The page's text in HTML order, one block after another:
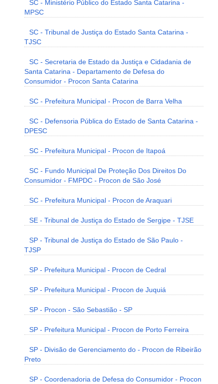
SC - Ministério Público do Estado Santa Catarina -
MPSC
SC - Tribunal de Justiça do Estado Santa Catarina -
TJSC
SC - Secretaria de Estado da Justiça e Cidadania de
Santa Catarina - Departamento de Defesa do
Consumidor - Procon Santa Catarina
SC - Prefeitura Municipal - Procon de Barra Velha
SC - Defensoria Pública do Estado de Santa Catarina -
DPESC
SC - Prefeitura Municipal - Procon de Itapoá
SC - Fundo Municipal De Proteção Dos Direitos Do
Consumidor - FMPDC - Procon de São José
SC - Prefeitura Municipal - Procon de Araquari
SE - Tribunal de Justiça do Estado de Sergipe - TJSE
SP - Tribunal de Justiça do Estado de São Paulo -
TJSP
SP - Prefeitura Municipal - Procon de Cedral
SP - Prefeitura Municipal - Procon de Juquiá
SP - Procon - São Sebastião - SP
SP - Prefeitura Municipal - Procon de Porto Ferreira
SP - Divisão de Gerenciamento do - Procon de Ribeirão
Preto
SP - Coordenadoria de Defesa do Consumidor - Procon